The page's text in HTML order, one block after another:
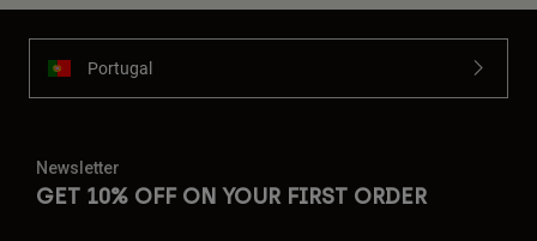
Portugal
Newsletter
GET 10% OFF ON YOUR FIRST ORDER